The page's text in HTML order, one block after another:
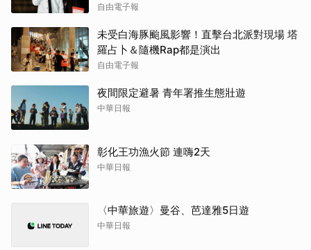
自由電子報
未受白海豚颱風影響！直擊台北派對現場 塔
羅占卜＆隨機Rap都是演出
自由電子報
夜間限定避暑 青年署推生態壯遊
中華日報
彰化王功漁火節 連嗨2天
中華日報
〈中華旅遊〉曼谷、芭達雅5日遊
中華日報